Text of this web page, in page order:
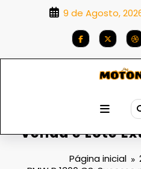
9 de Agosto,
BMW R 1300
Venda e Lote
Página inicial